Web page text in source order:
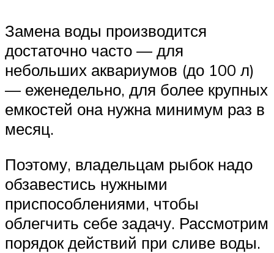
Замена воды производится
достаточно часто — для
небольших аквариумов (до 100 л)
— еженедельно, для более крупных
емкостей она нужна минимум раз в
месяц.
Поэтому, владельцам рыбок надо
обзавестись нужными
приспособлениями, чтобы
облегчить себе задачу. Рассмотрим
порядок действий при сливе воды.